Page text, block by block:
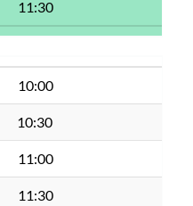
11:30
10:00
10:30
11:00
11:30